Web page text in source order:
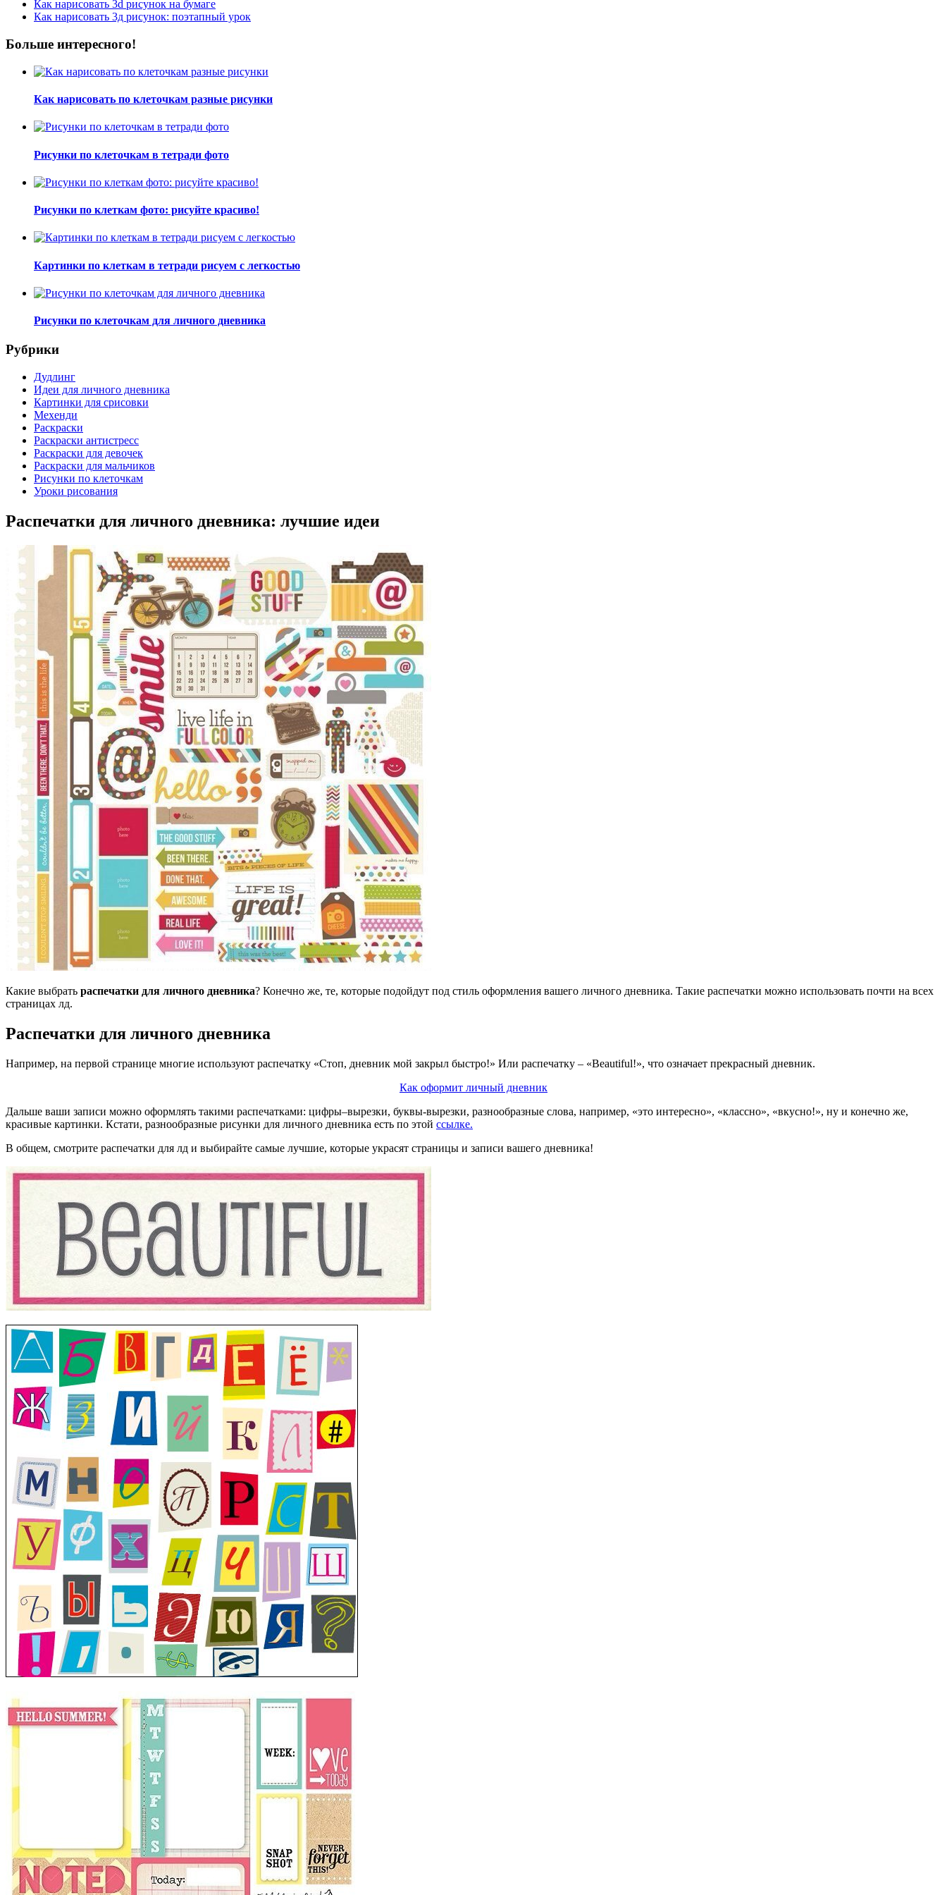
Как нарисовать 3d рисунок на бумаге
Как нарисовать 3д рисунок: поэтапный урок
Больше интересного!
Как нарисовать по клеточкам разные рисунки
Рисунки по клеточкам в тетради фото
Рисунки по клеткам фото: рисуйте красиво!
Картинки по клеткам в тетради рисуем с легкостью
Рисунки по клеточкам для личного дневника
Рубрики
Дудлинг
Идеи для личного дневника
Картинки для срисовки
Мехенди
Раскраски
Раскраски антистресс
Раскраски для девочек
Раскраски для мальчиков
Рисунки по клеточкам
Уроки рисования
Распечатки для личного дневника: лучшие идеи
Какие выбрать распечатки для личного дневника? Конечно же, те, которые подойдут под стиль оформления вашего личного дневника. Такие распечатки можно использовать почти на всех
страницах лд.
Распечатки для личного дневника
Например, на первой странице многие используют распечатку «Стоп, дневник мой закрыл быстро!» Или распечатку – «Beautiful!», что означает прекрасный дневник.
Как оформит личный дневник
Дальше ваши записи можно оформлять такими распечатками: цифры–вырезки, буквы-вырезки, разнообразные слова, например, «это интересно», «классно», «вкусно!», ну и конечно же,
красивые картинки. Кстати, разнообразные рисунки для личного дневника есть по этой ссылке.
В общем, смотрите распечатки для лд и выбирайте самые лучшие, которые украсят страницы и записи вашего дневника!